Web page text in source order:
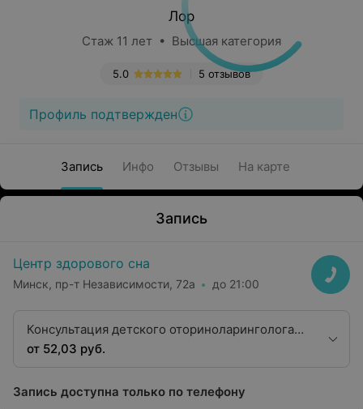
Лор
Стаж 11 лет • Высшая категория
5 отзывов
5.0
Профиль подтвержден
Запись Инфо Отзывы На карте
Запись
Центр здорового сна
Минск, пр-т Независимости, 72а до 21:00
Консультация детского оториноларинголога
(высшая категория)
от 52,03 руб.
Запись доступна только по телефону